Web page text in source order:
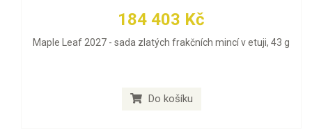
184 403 Kč
Maple Leaf 2027 - sada zlatých frakčních mincí v etuji, 43 g
Do košíku